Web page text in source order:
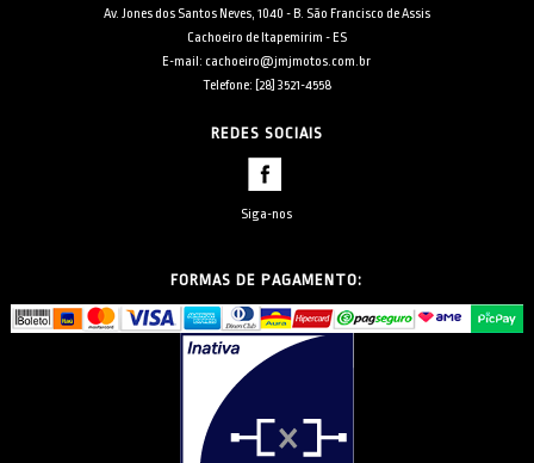
Av. Jones dos Santos Neves, 1040 - B. São Francisco de Assis
Cachoeiro de Itapemirim - ES
E-mail: cachoeiro@jmjmotos.com.br
Telefone: [28] 3521-4558
REDES SOCIAIS
Siga-nos
FORMAS DE PAGAMENTO: